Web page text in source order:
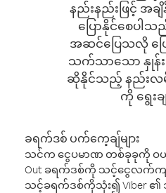
နည်းနည်းဖြင့် အချိ
ပြောနိုင်စေပါ
အဆင်ပြေသလို ပြ
သက်သာသော နှုန်းထ
ဆိုနိုင်သည့် နည်းလမ်
ကို ရွေးခ
ခရက်ဒစ် ပက်ကေ့ချ်များ
သင်က ငွေပမာဏ တစ်ခုခုကို ဝ
Out ခရက်ဒစ်ကို သင့်ငွေလက်
သင့်ခရက်ဒစ်ကိုသုံး၍ Viber ၏